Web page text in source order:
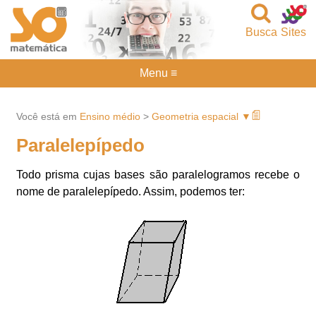
Sites
Busca
Você está em Ensino médio >Geometria espacial ▼
Paralelepípedo
Todo prisma cujas bases são paralelogramos recebe o
nome de paralelepípedo. Assim, podemos ter: